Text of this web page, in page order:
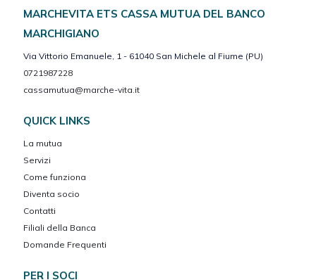
MARCHEVITA ETS CASSA MUTUA DEL BANCO
MARCHIGIANO
Via Vittorio Emanuele, 1 - 61040 San Michele al Fiume (PU)
0721987228
cassamutua@marche-vita.it
QUICK LINKS
La mutua
Servizi
Come funziona
Diventa socio
Contatti
Filiali della Banca
Domande Frequenti
PER I SOCI